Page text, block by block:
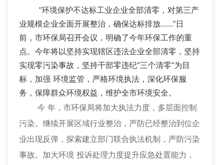
“环境保护不达标工业企业全部清零，对第三产
业规模企业全面开展整治，确保达标排放……”日
前，市环保局召开会议，明确了今年环保工作的重
点。今年将以坚持实现辖区违法企业全部清零，坚持
实现零污染事故，坚持干部零违纪“三个清零”为目
标，加强 环境监管，严格环境执法，深化环保服
务，保障群众环境权益，维护全市环境安全。
今 年，市环保局将加大执法力度，多层面控制
污染。继续开展区域行业整治，严防已经整治到位企
业出现反弹，探索建立部门联合执法机制，严防污染
事故。加大环境 投诉处理力度提升应急处置能力，